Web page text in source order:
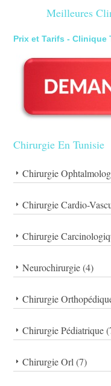
Meilleures
Prix et Tarifs - Clinique
Chirurgie En Tunisie
Chirurgie
Chirurgie Cardio-
Chirurgie
Neurochirurgie (4)
Chirurgie
Chirurgie Pédiatrique
Chirurgie Orl (7)